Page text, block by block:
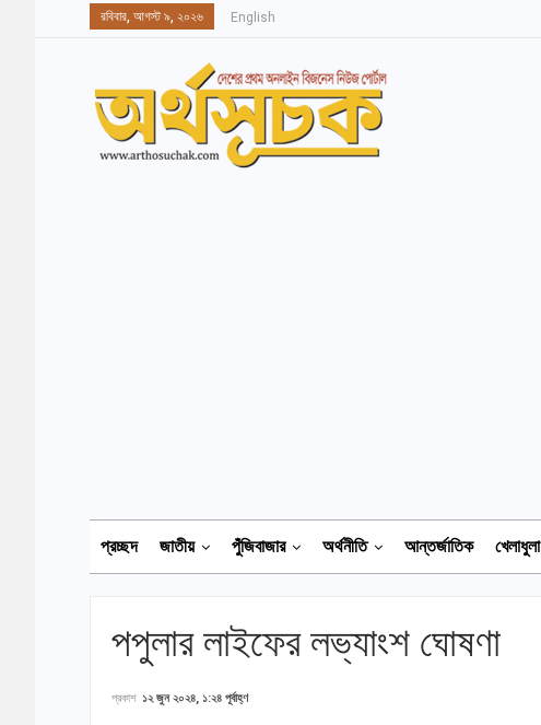
রবিবার, আগস্ট ৯, ২০২৬ English
প্রচ্ছদ জাতীয় পুঁজিবাজার অর্থনীতি আন্তর্জাতিক খেলাধুলা
পপুলার লাইফের লভ্যাংশ ঘোষণা
প্রকাশ ১২ জুন ২০২৪, ১:২৪ পূর্বাহ্ণ